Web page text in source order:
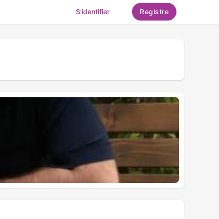
S'identifier Registre